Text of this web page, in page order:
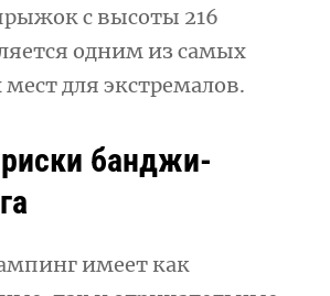
с высоты 216
одним из самых
для экстремалов.
банджи-
имеет как